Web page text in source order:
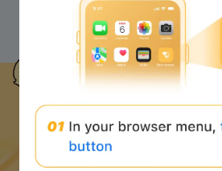
下载蜜蜂网络
并开始 web3